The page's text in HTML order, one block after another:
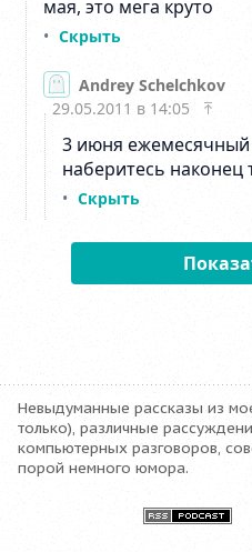
Невыдуманные рассказы из
только), различные
компьютерных разговоров,
порой немного юмора.